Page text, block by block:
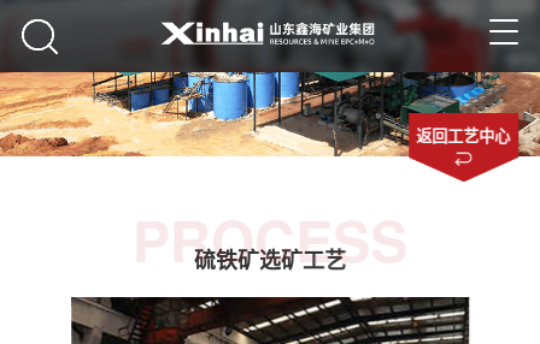
返回工艺中心
PROCESS
硫铁矿选矿工艺